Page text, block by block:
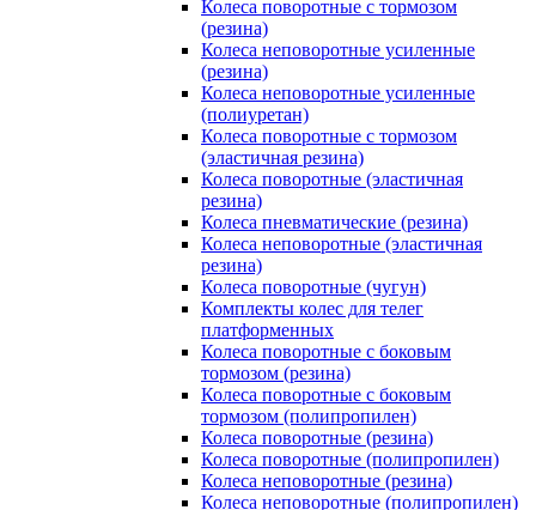
Колеса поворотные c тормозом
(резина)
Колеса неповоротные усиленные
(резина)
Колеса неповоротные усиленные
(полиуретан)
Колеса поворотные c тормозом
(эластичная резина)
Колеса поворотные (эластичная
резина)
Колеса пневматические (резина)
Колеса неповоротные (эластичная
резина)
Колеса поворотные (чугун)
Комплекты колес для телег
платформенных
Колеса поворотные c боковым
тормозом (резина)
Колеса поворотные c боковым
тормозом (полипропилен)
Колеса поворотные (резина)
Колеса поворотные (полипропилен)
Колеса неповоротные (резина)
Колеса неповоротные (полипропилен)